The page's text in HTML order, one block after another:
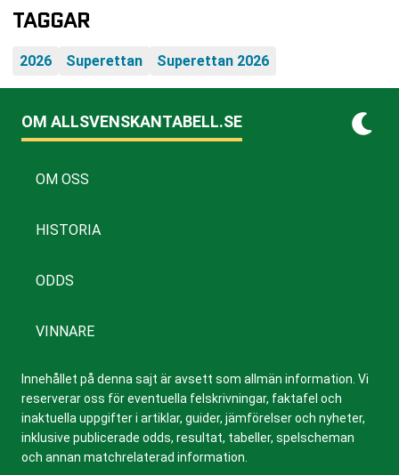
TAGGAR
2026 Superettan Superettan 2026
OM ALLSVENSKANTABELL.SE
OM OSS
HISTORIA
ODDS
VINNARE
Innehållet på denna sajt är avsett som allmän information. Vi
reserverar oss för eventuella felskrivningar, faktafel och
inaktuella uppgifter i artiklar, guider, jämförelser och nyheter,
inklusive publicerade odds, resultat, tabeller, spelscheman
och annan matchrelaterad information.